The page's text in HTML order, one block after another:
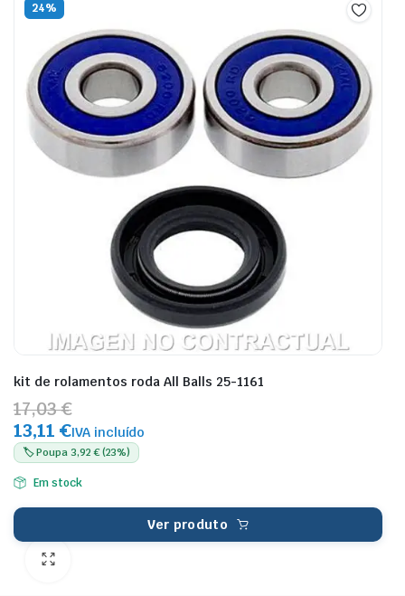
24%
kit de rolamentos roda All Balls 25-1161
17,03 €
13,11 €IVA incluído
🏷️ Poupa 3,92 € (23%)
Em stock
Ver produto